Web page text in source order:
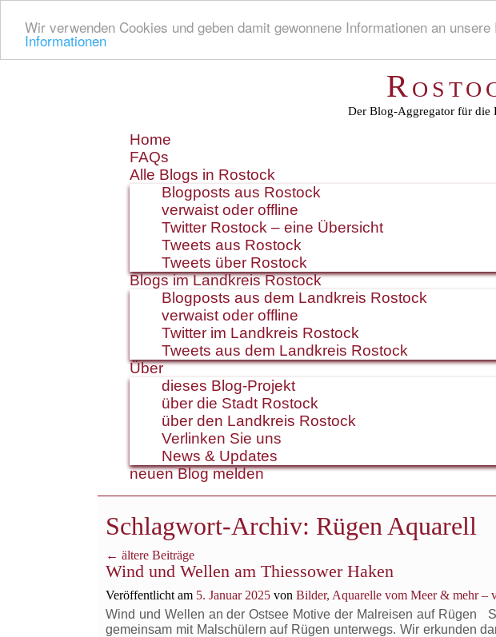
Wir verwenden Cookies und geben damit gewonnene Informationen an
Informationen
Der Blog-Aggregator für die
Inhalt
springen
Home
FAQs
Alle Blogs in Rostock
Blogposts aus Rostock
verwaist oder offline
Twitter Rostock – eine Übersicht
Tweets aus Rostock
Tweets über Rostock
Blogs im Landkreis Rostock
Blogposts aus dem Landkreis Rostock
verwaist oder offline
Twitter im Landkreis Rostock
Tweets aus dem Landkreis Rostock
Über
dieses Blog-Projekt
über die Stadt Rostock
über den Landkreis Rostock
Verlinken Sie uns
News & Updates
neuen Blog melden
Schlagwort-Archiv: Rügen Aquarell
← ältere Beiträge
Wind und Wellen am Thiessower Haken
Veröffentlicht am 5. Januar 2025 von Bilder, Aquarelle vom Meer & mehr –
Wind und Wellen an der Ostsee Motive der Malreisen auf Rügen
gemeinsam mit Malschülern auf Rügen unterwegs. Wir erkunden